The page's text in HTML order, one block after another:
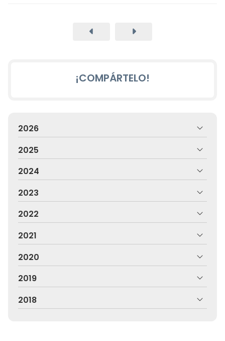
¡COMPÁRTELO!
2026
2025
2024
2023
2022
2021
2020
2019
2018